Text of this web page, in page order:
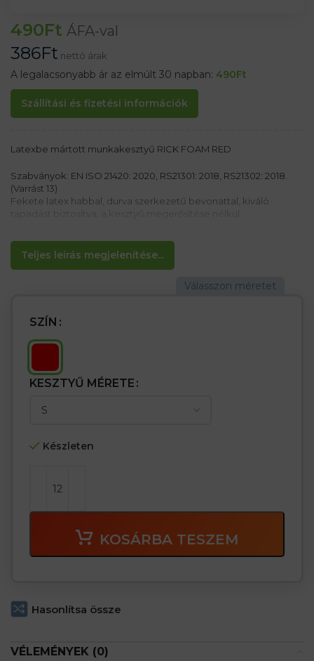
490Ft ÁFA-val
386Ft nettó árak
A legalacsonyabb ár az elmúlt 30 napban: 490Ft
Szállítási és fizetési információk
Teljes leírás megjelenítése...
Latexbe mártott munkakesztyű RICK FOAM RED
Szabványok: EN ISO 21420: 2020, RS21301: 2018, RS21302: 2018.
(Varrást 13)
Fekete latex habbal, durva szerkezetű bevonattal, kiváló
Tulajdonságok:
– A latex a mosószerekkel és savakkal szembeni ellenállást
mutat
tartott tárgy csúszását
– A szegély porózus szerkezete kiváló ügyességet biztosít a
kesztyű megerősítése nélkül. >
SZÍN
KESZTYŰ MÉRETE
Készleten
KOSÁRBA TESZEM
Hasonlítsa össze
VÉLEMÉNYEK (0)